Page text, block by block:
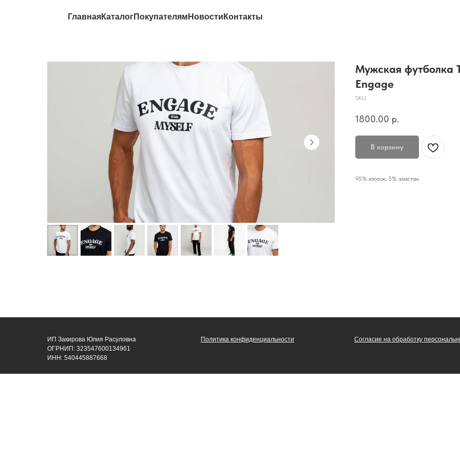
ГлавнаяКаталогПокупателям Новости Контакты
Мужская футболка
Engage
SKU:
1800.00 р.
В корзину
95% хлопок, 5% эластан
ИП Закирова Юлия Расуловна
ОГРНИП: 323547600134961
ИНН: 540445887668
Политика конфиденциальности Согласие на обработку